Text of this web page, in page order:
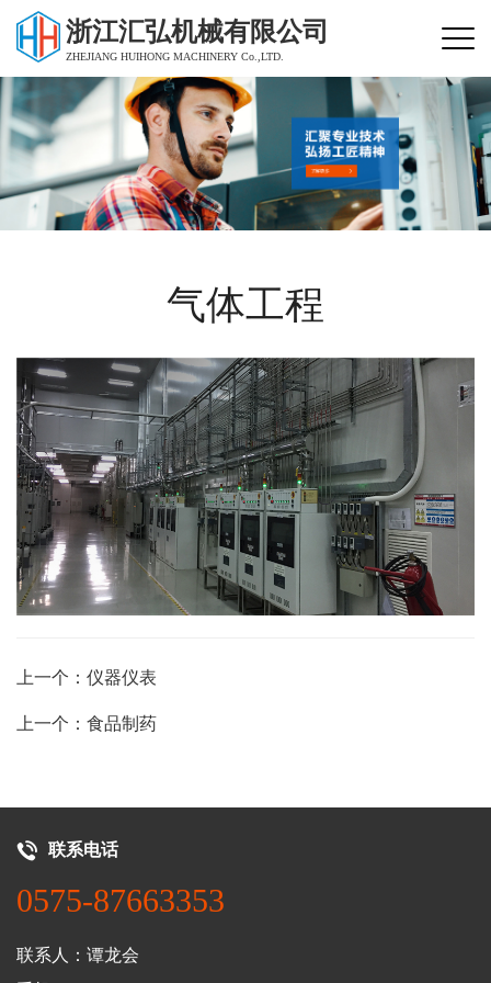
浙江汇弘机械有限公司
ZHEJIANG HUIHONG MACHINERY Co.,LTD.
气体工程
上一个：仪器仪表
上一个：食品制药
联系电话
0575-87663353
联系人：谭龙会